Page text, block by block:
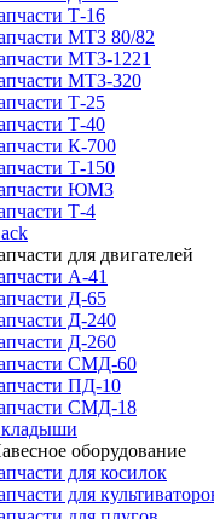
Т-16
МТЗ 80/82
МТЗ-1221
МТЗ-320
Т-25
Т-40
К-700
Т-150
ЮМЗ
Т-4
для двигателей
А-41
Д-65
Д-240
Д-260
СМД-60
ПД-10
СМД-18
оборудование
для косилок
для